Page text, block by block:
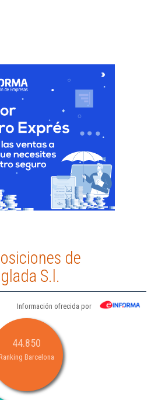
de
S.l.
Información ofrecida por
44.850
Ranking Barcelona